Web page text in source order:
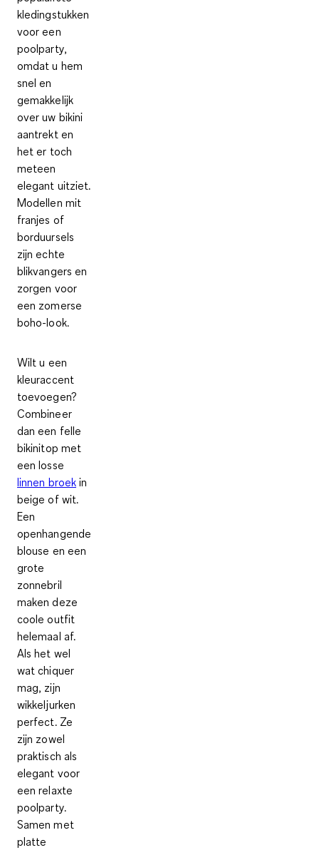
kledingstukken
voor een
poolparty,
omdat u hem
snel en
gemakkelijk
over uw bikini
aantrekt en
het er toch
meteen
elegant uitziet.
Modellen mit
franjes of
borduursels
zijn echte
blikvangers en
zorgen voor
een zomerse
boho-look.
Wilt u een
kleuraccent
toevoegen?
Combineer
dan een felle
bikinitop met
een losse
linnen broekin
beige of wit.
Een
openhangende
blouse en een
grote
zonnebril
maken deze
coole outfit
helemaal af.
Als het wel
wat chiquer
mag, zijn
wikkeljurken
perfect. Ze
zijn zowel
praktisch als
elegant voor
een relaxte
poolparty.
Samen met
platte